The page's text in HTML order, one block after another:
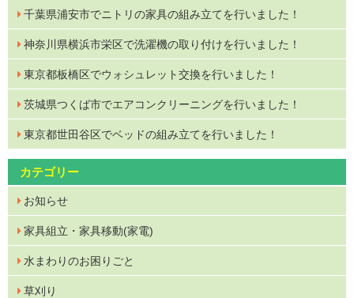
千葉県浦安市でニトリの家具の組み立てを行いました！
神奈川県横浜市栄区で洗濯機の取り付けを行いました！
東京都板橋区でウォシュレット交換を行いました！
茨城県つくば市でエアコンクリーニングを行いました！
東京都世田谷区でベッドの組み立てを行いました！
カテゴリー
お知らせ
家具組立・家具移動(家電)
水まわりのお困りごと
草刈り